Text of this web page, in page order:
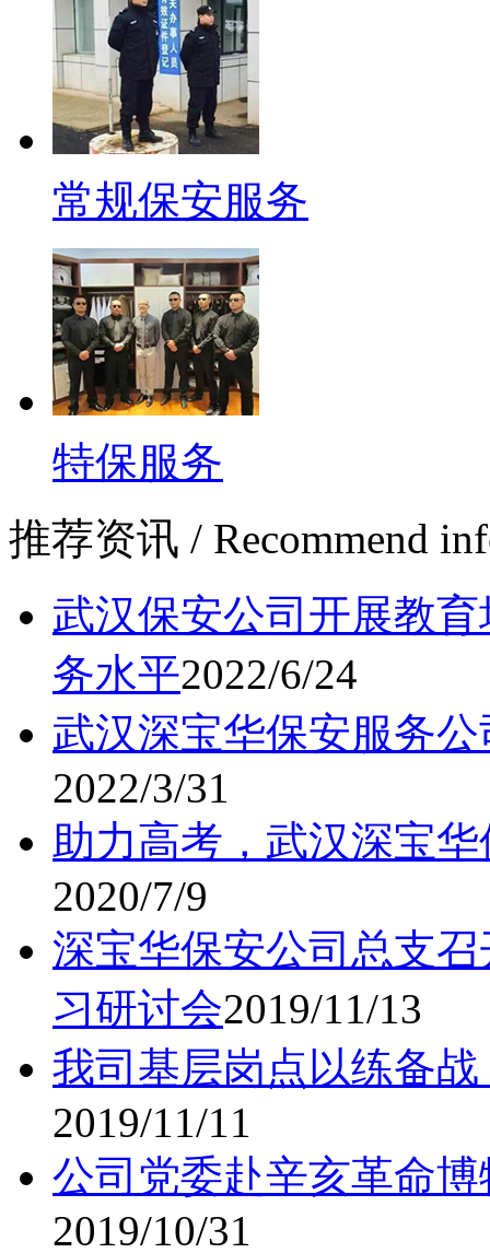
常规保安服务
特保服务
推荐资讯 / Recommend
武汉保安公司开展教
务水平2022/6/24
武汉深宝华保安服务
2022/3/31
助力高考，武汉深宝
2020/7/9
深宝华保安公司总支
习研讨会2019/11/13
我司基层岗点以练备
2019/11/11
公司党委赴辛亥革命
2019/10/31